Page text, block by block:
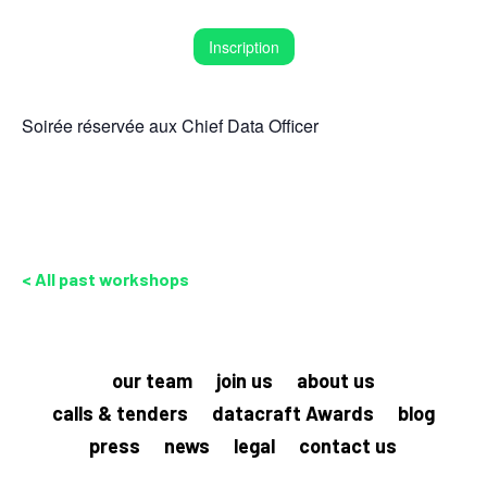
Inscription
Soirée réservée aux Chief Data Officer
< All past workshops
our team join us
about us
calls & tenders
datacraft Awards
blog
press
news legal contact us